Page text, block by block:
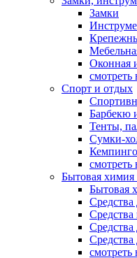
Замки
Оконная
смотреть
Спорт и отдых
Барбекю
Тенты,
Сумки-
смотреть
Бытовая химия
Бытовая
Средства
Средства
смотреть